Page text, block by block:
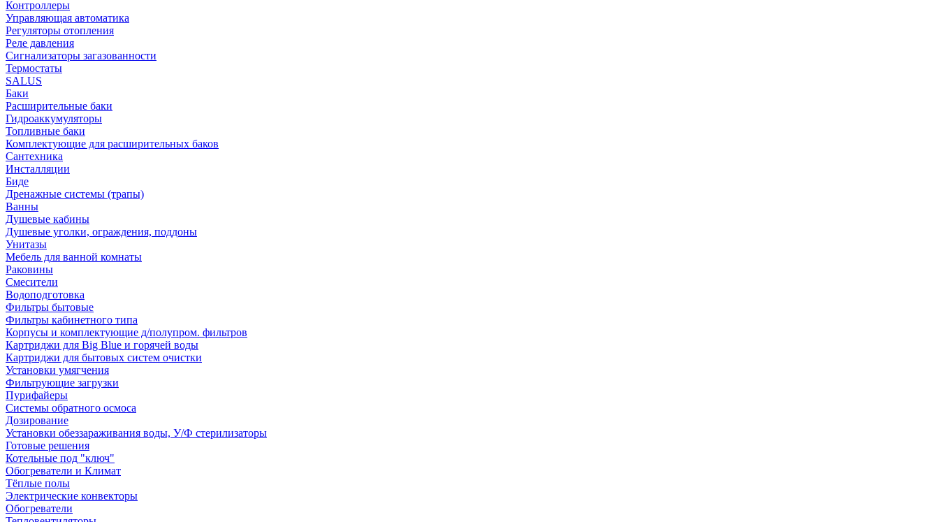
Контроллеры
Управляющая автоматика
Регуляторы отопления
Реле давления
Сигнализаторы загазованности
Термостаты
SALUS
Баки
Расширительные баки
Гидроаккумуляторы
Топливные баки
Комплектующие для расширительных баков
Сантехника
Инсталляции
Биде
Дренажные системы (трапы)
Ванны
Душевые кабины
Душевые уголки, ограждения, поддоны
Унитазы
Мебель для ванной комнаты
Раковины
Смесители
Водоподготовка
Фильтры бытовые
Фильтры кабинетного типа
Корпусы и комплектующие д/полупром. фильтров
Картриджи для Big Blue и горячей воды
Картриджи для бытовых систем очистки
Установки умягчения
Фильтрующие загрузки
Пурифайеры
Системы обратного осмоса
Дозирование
Установки обеззараживания воды, У/Ф стерилизаторы
Готовые решения
Котельные под "ключ"
Обогреватели и Климат
Тёплые полы
Электрические конвекторы
Обогреватели